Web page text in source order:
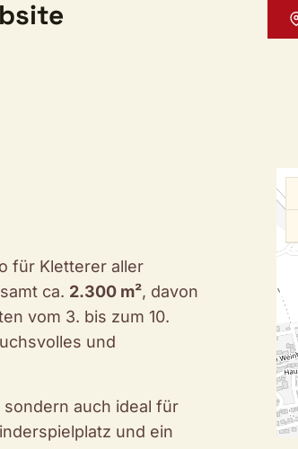
für Kletterer aller
ca. 2.300 m², davon
vom 3. bis zum 10.
und
auch ideal für
und ein